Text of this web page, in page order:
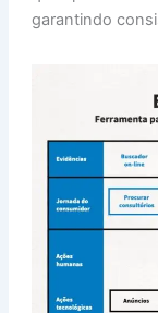
s
e
garantindo